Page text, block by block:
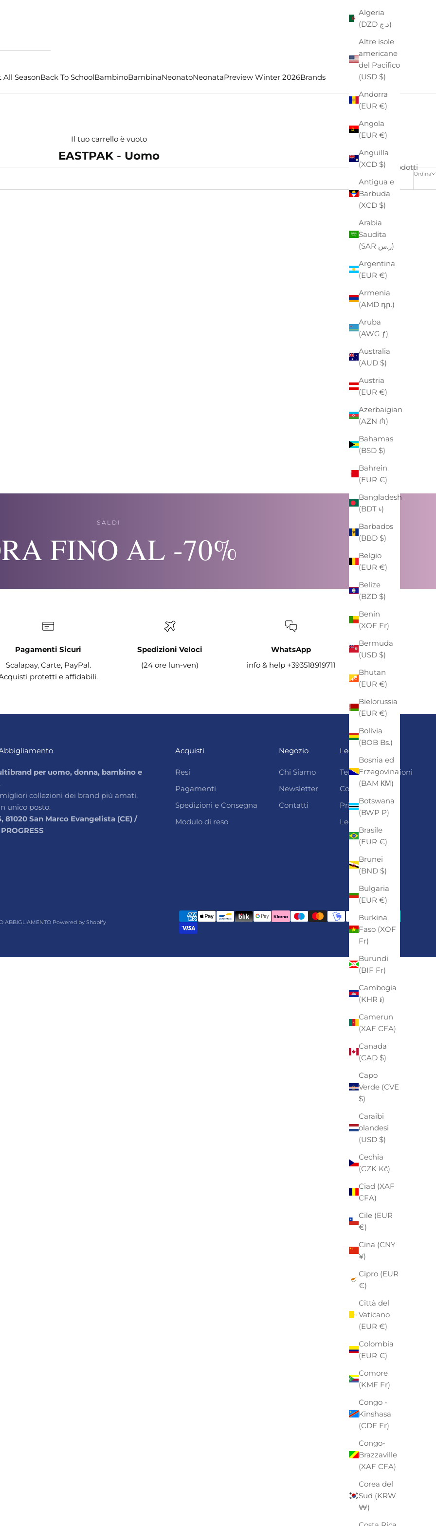
SeasonBack To SchoolBambinoBambinaNeonatoNeonataPreview Winter 2026Brands
Algeria
(DZD د.ج)
Altre isole
americane
del Pacifico
(USD $)
Andorra
(EUR €)
Angola
(EUR €)
Anguilla
(XCD $)
Antigua e
Barbuda
(XCD $)
Arabia
Saudita
(SAR ر.س)
Argentina
(EUR €)
Armenia
(AMD դր.)
Aruba
(AWG ƒ)
Australia
(AUD $)
Austria
(EUR €)
Azerbaigian
(AZN ₼)
Bahamas
(BSD $)
Bahrein
(EUR €)
Bangladesh
(BDT ৳)
Barbados
(BBD $)
Belgio
(EUR €)
Belize
(BZD $)
Benin
(XOF Fr)
Bermuda
(USD $)
Bhutan
(EUR €)
Bielorussia
(EUR €)
Bolivia
(BOB Bs.)
Bosnia ed
Erzegovina
(BAM КМ)
Botswana
(BWP P)
Brasile
(EUR €)
Brunei
(BND $)
Bulgaria
(EUR €)
Burkina
Faso (XOF
Fr)
Burundi
(BIF Fr)
Cambogia
(KHR ៛)
Camerun
(XAF CFA)
Canada
(CAD $)
Capo
Verde (CVE
$)
Caraibi
olandesi
(USD $)
Cechia
(CZK Kč)
Ciad (XAF
CFA)
Cile (EUR
€)
Cina (CNY
¥)
Cipro (EUR
€)
Città del
Vaticano
(EUR €)
Colombia
(EUR €)
Comore
(KMF Fr)
Congo -
Kinshasa
(CDF Fr)
Congo-
Brazzaville
(XAF CFA)
Corea del
Sud (KRW
₩)
Il tuo carrello è vuoto
EASTPAK - Uomo
Ordina
4 prodotti
ZAINO EASTPAK "PADDED PAK'R"
BLU NAVYPREZZO SCONTATO
€35,00
SALDI
FINO AL -70%
Pagamenti Sicuri
Scalapay, Carte, PayPal.
protetti e affidabili.
Spedizioni Veloci
(24 ore lun-ven)
WhatsApp
info & help +393518919711
per uomo, donna, bambino e
collezioni dei brand più amati,
unico posto.
81020 San Marco Evangelista (CE) /
Acquisti
Resi
Pagamenti
Spedizioni e Consegna
Modulo di reso
Negozio
Chi Siamo
Newsletter
Contatti
Legali
Termini e condizioni
Cookie Policy
Privacy
Legal Notice
ABBIGLIAMENTO Powered by Shopify